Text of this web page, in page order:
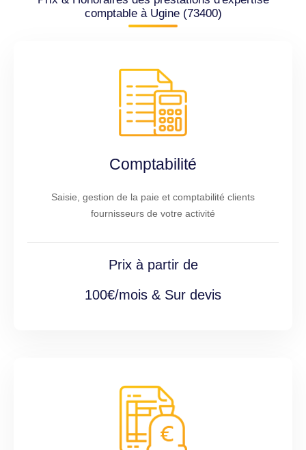
comptable à Ugine (73400)
Comptabilité
Saisie, gestion de la paie et comptabilité clients
fournisseurs de votre activité
Prix à partir de
100€/mois & Sur devis